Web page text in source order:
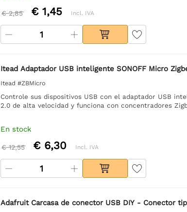
€ 2,85 € 1,45 Incl. IVA
Itead Adaptador USB inteligente SONOFF Micro
Itead #ZBMicro
Controle sus dispositivos USB con el adaptador USB
2.0 de alta velocidad y funciona con concentradores
En stock
€ 12,55 € 6,30 Incl. IVA
Adafruit Carcasa de conector USB DIY - Conector